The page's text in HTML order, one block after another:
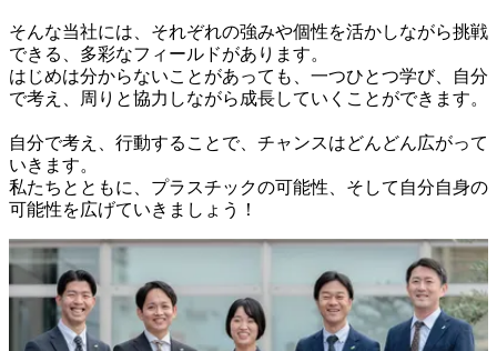
そんな当社には、それぞれの強みや個性を活かしながら挑戦
できる、多彩なフィールドがあります。
はじめは分からないことがあっても、一つひとつ学び、自分
で考え、周りと協力しながら成長していくことができます。
自分で考え、行動することで、チャンスはどんどん広がって
いきます。
私たちとともに、プラスチックの可能性、そして自分自身の
可能性を広げていきましょう！